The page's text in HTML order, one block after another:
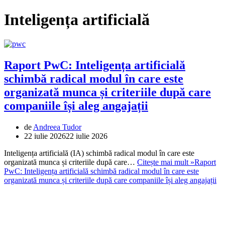
Inteligența artificială
Raport PwC: Inteligența artificială
schimbă radical modul în care este
organizată munca și criteriile după care
companiile își aleg angajații
de Andreea Tudor
22 iulie 202622 iulie 2026
Inteligența artificială (IA) schimbă radical modul în care este
organizată munca și criteriile după care… Citește mai mult »Raport
PwC: Inteligența artificială schimbă radical modul în care este
organizată munca și criteriile după care companiile își aleg angajații